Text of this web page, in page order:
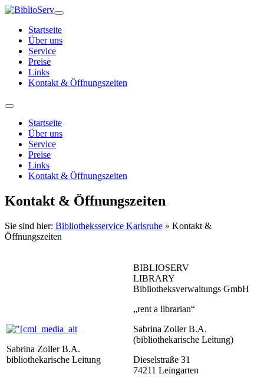
Startseite
Über uns
Service
Preise
Links
Kontakt & Öffnungszeiten
Startseite
Über uns
Service
Preise
Links
Kontakt & Öffnungszeiten
Kontakt & Öffnungszeiten
Sie sind hier: Bibliotheksservice Karlsruhe » Kontakt &
Öffnungszeiten
Sabrina Zoller B.A.
bibliothekarische Leitung
BIBLIOSERV
LIBRARY
Bibliotheksverwaltungs GmbH
„rent a librarian“
Sabrina Zoller B.A.
(bibliothekarische Leitung)
Dieselstraße 31
74211 Leingarten